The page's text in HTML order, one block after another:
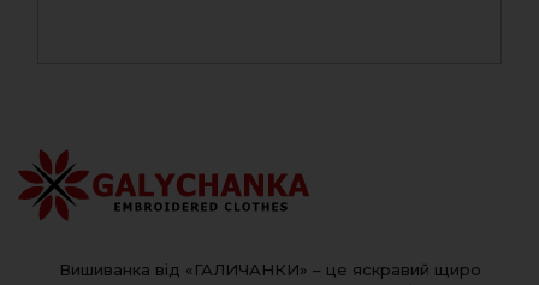
Вишиванка від «ГАЛИЧАНКИ» – це яскравий щиро